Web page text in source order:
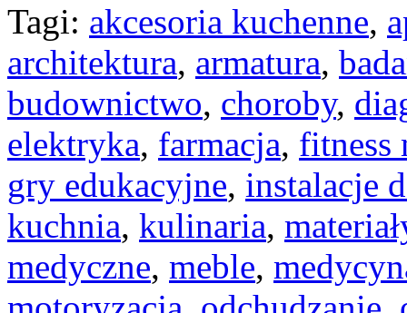
Tagi: akcesoria kuchenne,
architektura, armatura,
budownictwo, choroby,
elektryka, farmacja, fitness
gry edukacyjne, instalacje
kuchnia, kulinaria,
medyczne, meble,